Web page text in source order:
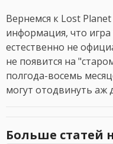
Вернемся к Lost
информация, что
естественно не
не появится на
полгода-восемь
могут отодвинуть аж
Больше статей